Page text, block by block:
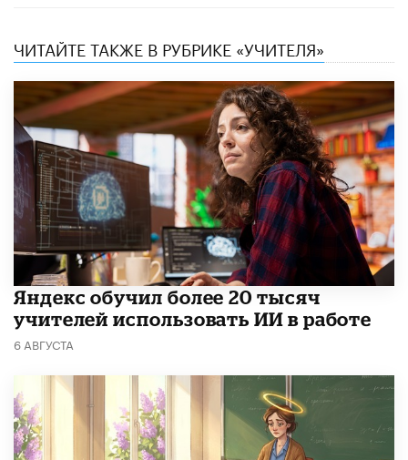
ЧИТАЙТЕ ТАКЖЕ В РУБРИКЕ «УЧИТЕЛЯ»
​Яндекс обучил более 20 тысяч
учителей использовать ИИ в работе
6 АВГУСТА